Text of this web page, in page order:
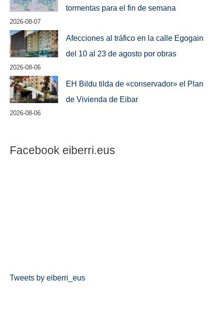
tormentas para el fin de semana
2026-08-07
Afecciones al tráfico en la calle Egogain
del 10 al 23 de agosto por obras
2026-08-06
EH Bildu tilda de «conservador» el Plan
de Vivienda de Eibar
2026-08-06
Facebook eiberri.eus
Tweets by eiberri_eus